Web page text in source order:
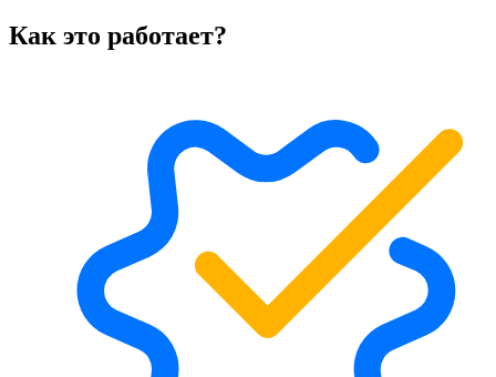
Как это работает?